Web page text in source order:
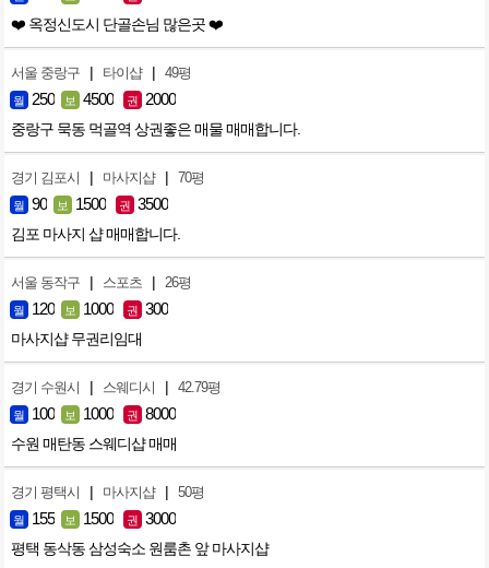
❤️ 옥정신도시 단골손님 많은곳 ❤️
서울 중랑구 | 타이샵 | 49평
월 250 보 4500 권 2000
중랑구 묵동 먹골역 상권좋은 매물 매매합니다.
경기 김포시 | 마사지샵 | 70평
월 90 보 1500 권 3500
김포 마사지 샵 매매합니다.
서울 동작구 | 스포츠 | 26평
월 120 보 1000 권 300
마사지샵 무권리임대
경기 수원시 | 스웨디시 | 42.79평
월 100 보 1000 권 8000
수원 매탄동 스웨디샵 매매
경기 평택시 | 마사지샵 | 50평
월 155 보 1500 권 3000
평택 동삭동 삼성숙소 원룸촌 앞 마사지샵